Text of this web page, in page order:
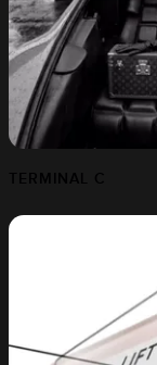
TERMINAL C